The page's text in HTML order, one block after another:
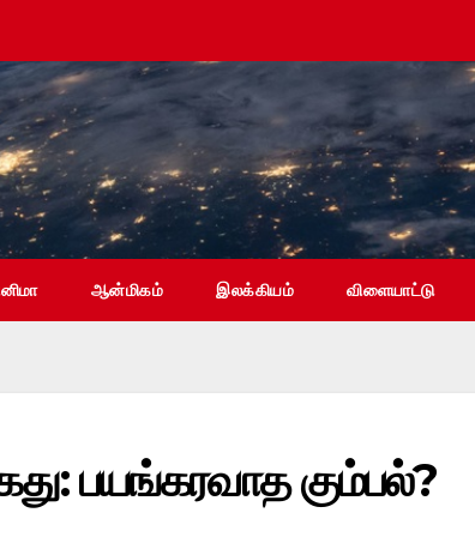
ஆன்மிகம் இலக்கியம் விளையாட்டு
பயங்கரவாத கும்பல்?